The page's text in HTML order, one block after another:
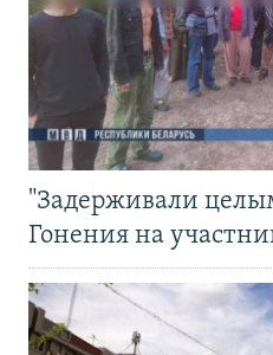
"Задерживали
Гонения на